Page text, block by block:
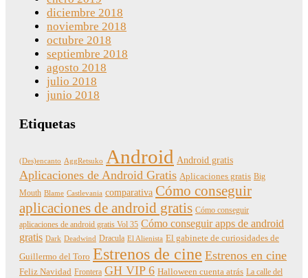
diciembre 2018
noviembre 2018
octubre 2018
septiembre 2018
agosto 2018
julio 2018
junio 2018
Etiquetas
(Des)encanto AggRetsuko Android Android gratis
Aplicaciones de Android Gratis Aplicaciones gratis Big
Mouth Blame Castlevania comparativa Cómo conseguir
aplicaciones de android gratis Cómo conseguir
aplicaciones de android gratis Vol 35 Cómo conseguir apps de android
gratis Dark Deadwind Dracula El Alienista El gabinete de curiosidades de
Guillermo del Toro Estrenos de cine Estrenos en cine
Feliz Navidad Frontera GH VIP 6 Halloween cuenta atrás La calle del